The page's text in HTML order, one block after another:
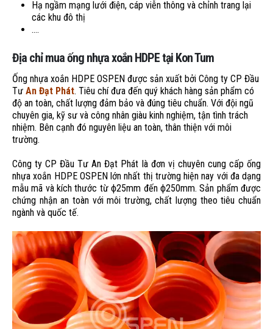
Hạ ngầm mạng lưới điện, cáp viễn thông và chỉnh trang lại
các khu đô thị
….
Địa chỉ mua ống nhựa xoắn HDPE tại Kon Tum
Ống nhựa xoắn HDPE OSPEN được sản xuất bởi Công ty CP Đầu
Tư An Đạt Phát. Tiêu chí đưa đến quý khách hàng sản phẩm có
độ an toàn, chất lượng đảm bảo và đúng tiêu chuẩn. Với đội ngũ
chuyên gia, kỹ sư và công nhân giàu kinh nghiệm, tận tình trách
nhiệm. Bên cạnh đó nguyên liệu an toàn, thân thiện với môi
trường.
Công ty CP Đầu Tư An Đạt Phát là đơn vị chuyên cung cấp ống
nhựa xoắn HDPE OSPEN lớn nhất thị trường hiện nay với đa dạng
mẫu mã và kích thước từ ϕ25mm đến ϕ250mm. Sản phẩm được
chứng nhận an toàn với môi trường, chất lượng theo tiêu chuẩn
ngành và quốc tế.